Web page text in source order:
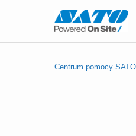
Centrum pomocy SATO